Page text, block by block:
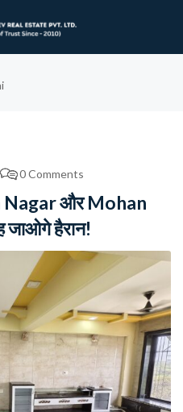
0 Comments
और Mohan
जाओगे हैरान!